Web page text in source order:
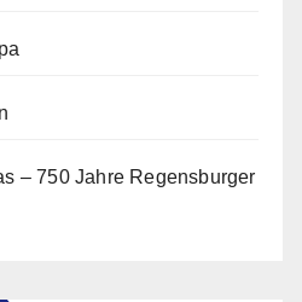
– 750 Jahre Regensburger